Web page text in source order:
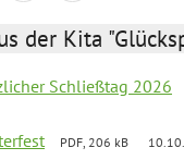
der Kita
Schließtag 2026
PDF, 206 kB